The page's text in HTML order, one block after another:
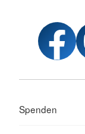
Spenden